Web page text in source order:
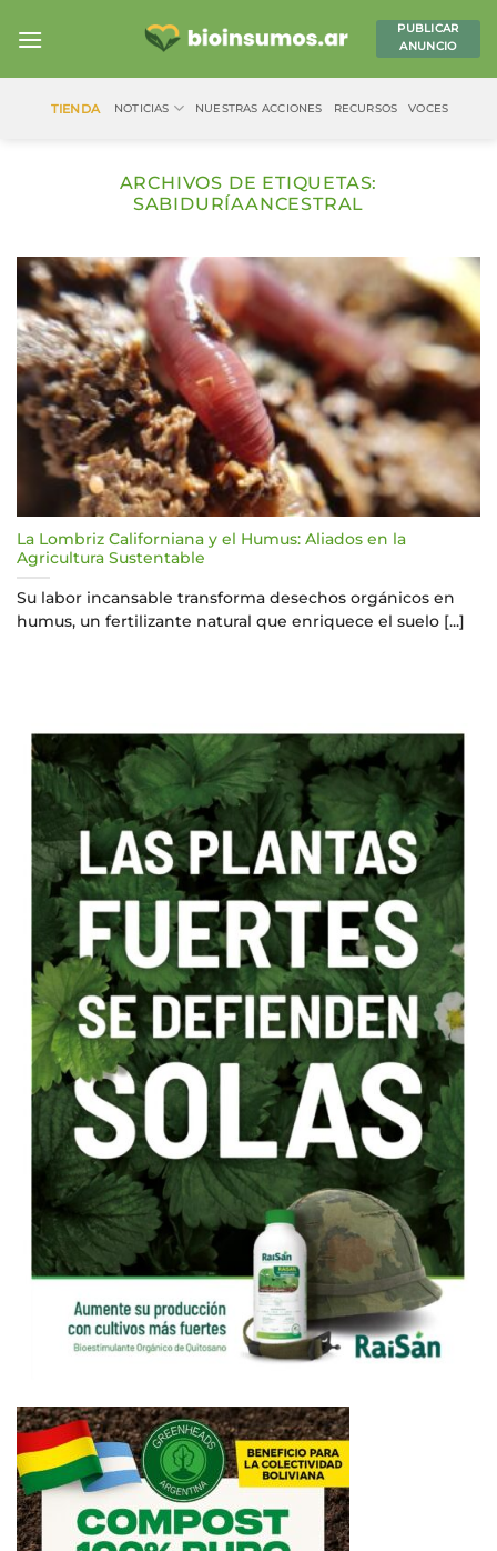
PUBLICAR
ANUNCIO
TIENDA NOTICIAS NUESTRAS ACCIONES RECURSOS VOCES
ARCHIVOS DE ETIQUETAS:
SABIDURÍAANCESTRAL
La Lombriz Californiana y el Humus: Aliados en la
Agricultura Sustentable
Su labor incansable transforma desechos orgánicos en
humus, un fertilizante natural que enriquece el suelo [...]